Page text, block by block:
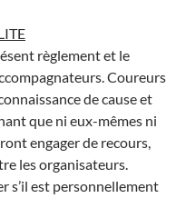
règlement et le
Coureurs
de cause et
que ni eux-mêmes ni
engager de recours,
les organisateurs.
s’il est personnellement